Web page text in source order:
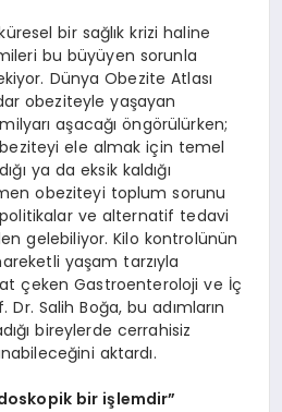
bir sağlık krizi haline
bu büyüyen sorunla
Dünya Obezite Atlası
obeziteyle yaşayan
aşacağı öngörülürken;
ele almak için temel
ya da eksik kaldığı
obeziteyi toplum sorunu
ve alternatif tedavi
gelebiliyor. Kilo kontrolünün
yaşam tarzıyla
çeken Gastroenteroloji ve İç
Dr. Salih Boğa, bu adımların
bireylerde cerrahisiz
aktardı.
bir işlemdir”